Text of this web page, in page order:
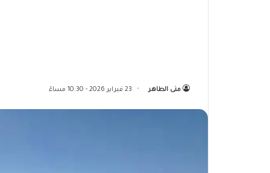
منى الطاهر 23 فبراير 2026 - 10:30 مساءً